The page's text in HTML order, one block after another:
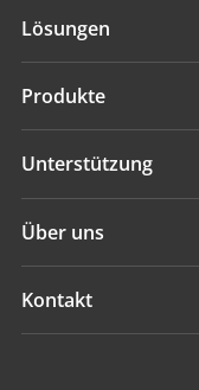
Lösungen
Lösungen
Produkte
Automatische
Unterstützung
Über uns
Übersicht
Kontakt